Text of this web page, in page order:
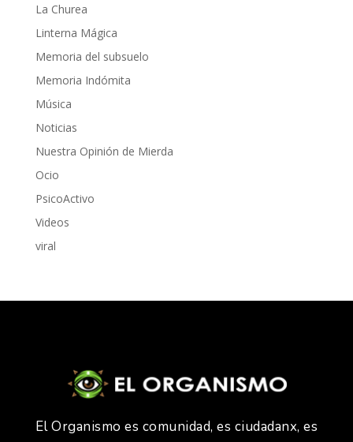
La Churea
Linterna Mágica
Memoria del subsuelo
Memoria Indómita
Música
Noticias
Nuestra Opinión de Mierda
Ocio
PsicoActivo
Videos
viral
El Organismo es comunidad, es ciudadanx, es